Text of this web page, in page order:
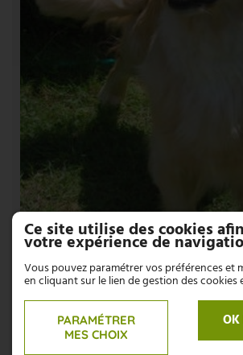
Ce site utilise des cookies
votre expérience de
Vous pouvez paramétrer vos préférences et
en cliquant sur le lien de gestion des cookies
PARAMÉTRER
MES CHOIX
OK